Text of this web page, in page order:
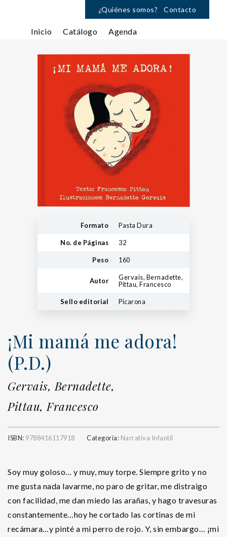
¿Quiénes somos? Contacto
Inicio Catálogo Agenda
Formato Pasta Dura
No. de Páginas 32
Peso 160
Autor
Gervais, Bernadette,
Pittau, Francesco
Sello editorial Picarona
¡Mi mamá me adora!
(P.D.)
Gervais, Bernadette,
Pittau, Francesco
ISBN: 9788416117918 Categoría: Narrativa Infantil
Soy muy goloso… y muy, muy torpe. Siempre grito y no
me gusta nada lavarme, no paro de gritar, me distraigo
con facilidad, me dan miedo las arañas, y hago travesuras
constantemente…hoy he cortado las cortinas de mi
recámara…y pinté a mi perro de rojo. Y, sin embargo… ¡mi